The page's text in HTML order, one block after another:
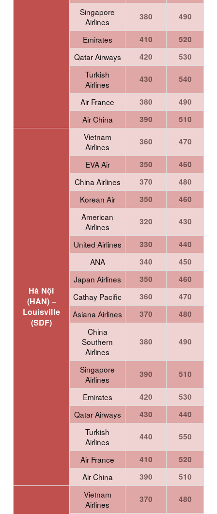
Singapore
Airlines
380 490
Emirates 410
520
Qatar Airways
420
530
Turkish
Airlines
430 540
Air France 380
490
Air China
390 510
Hà Nội
(HAN) –
Louisville
(SDF)
Vietnam
Airlines
360 470
EVA Air 350
460
China Airlines
370
480
Korean Air
350
460
American
Airlines
320 430
United Airlines 330
440
ANA
340
450
Japan Airlines
350
460
Cathay Pacific
360
470
Asiana Airlines
370
480
China
Southern
Airlines
380 490
Singapore
Airlines
390 510
Emirates 420
530
Qatar Airways
430
440
Turkish
Airlines
440 550
Air France 410
520
Air China
390 510
Vietnam
Airlines
370 480